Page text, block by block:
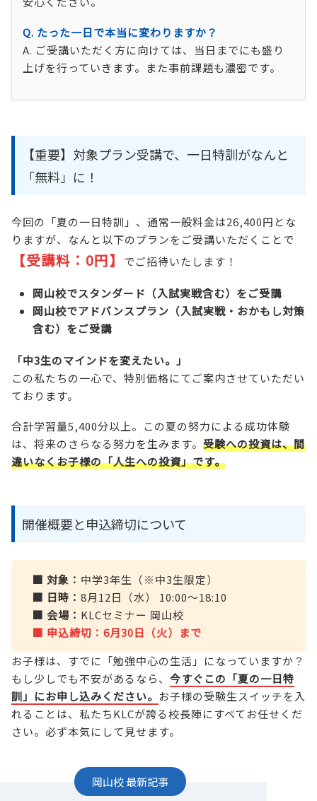
Q. たった一日で本当に変わりますか？
A. ご受講いただく方に向けては、当日までにも盛り
上げを行っていきます。また事前課題も濃密です。
【重要】対象プラン受講で、一日特訓がなんと
「無料」に！
今回の「夏の一日特訓」、通常一般料金は26,400円とな
りますが、なんと以下のプランをご受講いただくことで
【受講料：0円】 でご招待いたします！
岡山校でスタンダード（入試実戦含む）をご受講
岡山校でアドバンスプラン（入試実戦・おかもし対策
含む）をご受講
「中3生のマインドを変えたい。」
この私たちの一心で、特別価格にてご案内させていただい
ております。
合計学習量5,400分以上。この夏の努力による成功体験
は、将来のさらなる努力を生みます。 受験への投資は、間
違いなくお子様の「人生への投資」です。
開催概要と申込締切について
■ 対象： 中学3年生（※中3生限定）
■ 日時： 8月12日（水） 10:00〜18:10
■ 会場： KLCセミナー 岡山校
■ 申込締切：6月30日（火）まで
お子様は、すでに「勉強中心の生活」になっていますか？
もし少しでも不安があるなら、 今すぐこの「夏の一日特
訓」にお申し込みください。 お子様の受験生スイッチを入
れることは、私たちKLCが誇る校長陣にすべてお任せくだ
さい。必ず本気にして見せます。
岡山校最新記事